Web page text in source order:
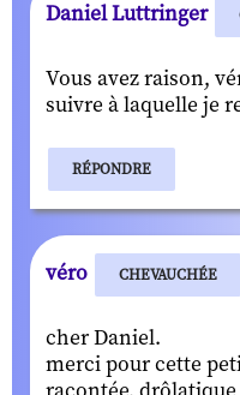
Daniel Luttringer
Vous avez raison,
suivre à laquelle je
RÉPONDRE
véro CHEVAUCHÉE
cher Daniel.
merci pour cette